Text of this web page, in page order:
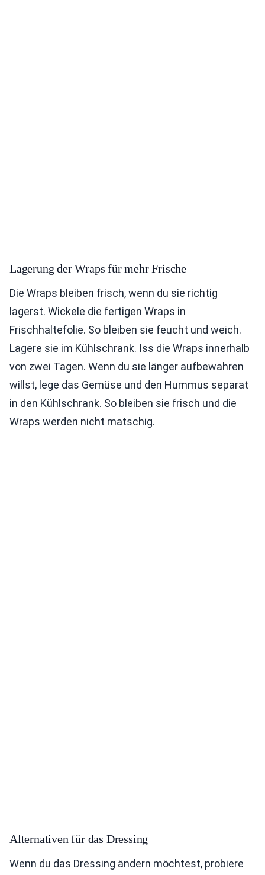
Lagerung der Wraps für mehr Frische
Die Wraps bleiben frisch, wenn du sie richtig
lagerst. Wickele die fertigen Wraps in
Frischhaltefolie. So bleiben sie feucht und weich.
Lagere sie im Kühlschrank. Iss die Wraps innerhalb
von zwei Tagen. Wenn du sie länger aufbewahren
willst, lege das Gemüse und den Hummus separat
in den Kühlschrank. So bleiben sie frisch und die
Wraps werden nicht matschig.
Alternativen für das Dressing
Wenn du das Dressing ändern möchtest, probiere